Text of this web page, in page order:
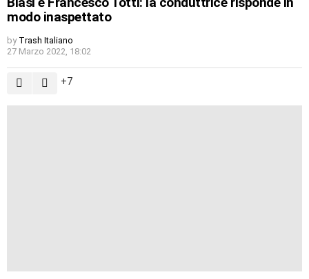
modo inaspettato
by Trash Italiano
27 Marzo 2022, 18:02
7